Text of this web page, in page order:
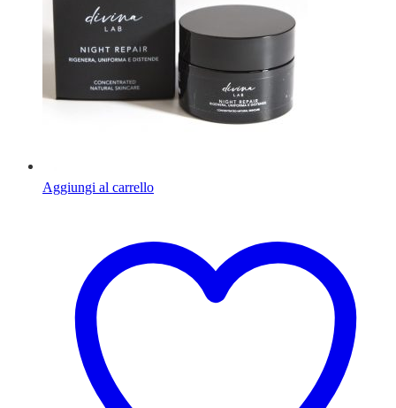
Aggiungi al carrello